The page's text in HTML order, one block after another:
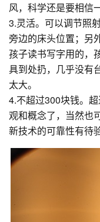
风，科学还是要相信
3.灵活。可以调节照
旁边的床头位置；另
孩子读书写字用的，
具到处扔，几乎没有
太大。
4.不超过300块钱。
观和概念了，当然也
新技术的可靠性有待